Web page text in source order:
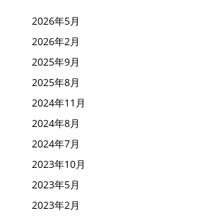
2026年5月
2026年2月
2025年9月
2025年8月
2024年11月
2024年8月
2024年7月
2023年10月
2023年5月